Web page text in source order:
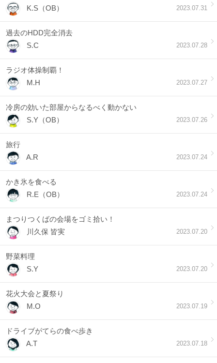
2023.07.31
K.S（OB）
2023.07.28
S.C
過去のHDD完全消去
2023.07.27
M.H
ラジオ体操制覇！
2023.07.26
S.Y（OB）
冷房の効いた部屋からなるべく動かない
2023.07.24
A.R
旅行
2023.07.24
R.E（OB）
かき氷を食べる
2023.07.20
川久保 皆実
まつりつくばの会場をゴミ拾い！
2023.07.20
S.Y
野菜料理
2023.07.19
M.O
花火大会と夏祭り
2023.07.18
A.T
ドライブがてらの食べ歩き